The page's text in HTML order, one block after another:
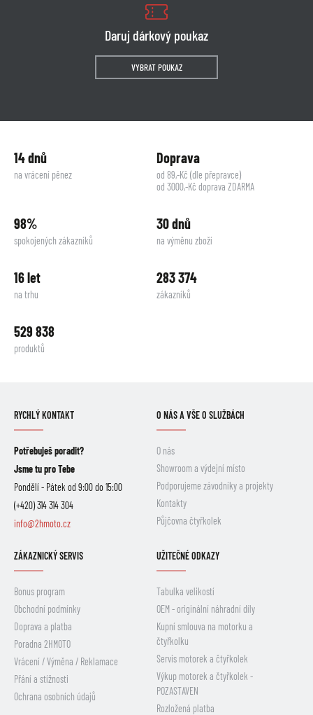
Daruj dárkový poukaz
VYBRAT POUKAZ
14 dnů
na vrácení pěnez
Doprava
od 89,-Kč (dle přepravce)
od 3000,-Kč doprava ZDARMA
98%
spokojených zákazníků
30 dnů
na výměnu zboží
16 let
na trhu
283 374
zákazníků
529 838
produktů
RYCHLÝ KONTAKT
Potřebuješ poradit?
Jsme tu pro Tebe
Pondělí - Pátek od 9:00 do 15:00
(+420) 314 314 304
info@2hmoto.cz
O NÁS A VŠE O SLUŽBÁCH
O nás
Showroom a výdejní místo
Podporujeme závodníky a projekty
Kontakty
Půjčovna čtyřkolek
ZÁKAZNICKÝ SERVIS
Bonus program
Obchodní podmínky
Doprava a platba
Poradna 2HMOTO
Vrácení / Výměna / Reklamace
Přání a stížnosti
Ochrana osobních údajů
UŽITEČNÉ ODKAZY
Tabulka velikostí
OEM - originální náhradní díly
Kupní smlouva na motorku a
čtyřkolku
Servis motorek a čtyřkolek
Výkup motorek a čtyřkolek -
POZASTAVEN
Rozložená platba